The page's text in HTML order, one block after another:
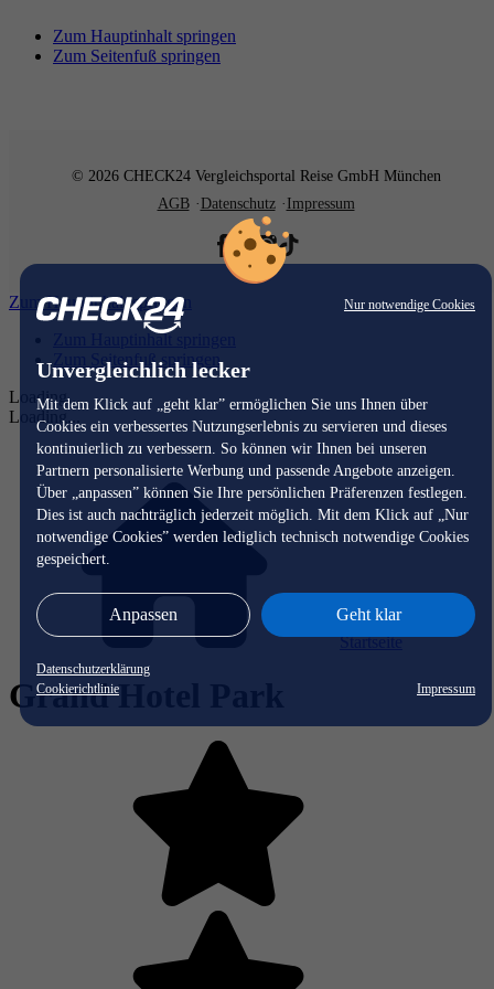
Nur notwendige Cookies
Unvergleichlich lecker
Mit dem Klick auf „geht klar” ermöglichen Sie uns Ihnen über
Cookies ein verbessertes Nutzungserlebnis zu servieren und dieses
kontinuierlich zu verbessern. So können wir Ihnen bei unseren
Partnern personalisierte Werbung und passende Angebote anzeigen.
Über „anpassen” können Sie Ihre persönlichen Präferenzen festlegen.
Dies ist auch nachträglich jederzeit möglich. Mit dem Klick auf „Nur
notwendige Cookies” werden lediglich technisch notwendige Cookies
gespeichert.
Anpassen Geht klar
Datenschutzerklärung
Cookierichtlinie
Impressum
Zum Hauptinhalt springen
Zum Seitenfuß springen
© 2026 CHECK24 Vergleichsportal Reise GmbH München
AGB
Datenschutz Impressum
Zum Hauptinhalt springen
Zum Hauptinhalt springen
Zum Seitenfuß springen
Loading...
Loading...
Startseite
Grand Hotel Park